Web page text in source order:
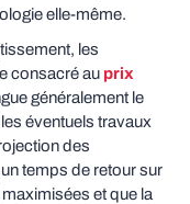
elle‑même.
les
consacré au prix
généralement le
éventuels travaux
des
temps de retour sur
et que la